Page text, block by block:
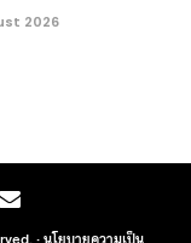
2026
·นโยบายความเป็น